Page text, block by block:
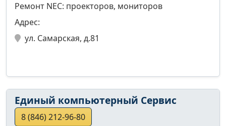
Ремонт NEC: проекторов, мониторов
Адрес:
ул. Самарская, д.81
Единый компьютерный Сервис
8 (846) 212-96-80